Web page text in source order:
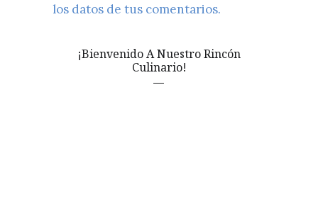
los datos de tus comentarios.
¡Bienvenido A Nuestro Rincón
Culinario!